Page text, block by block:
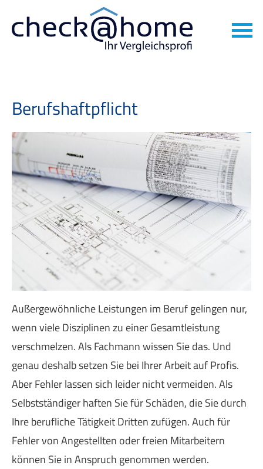
Berufshaftpflicht
Außergewöhnliche Leistungen im Beruf gelingen nur,
wenn viele Disziplinen zu einer Gesamtleistung
verschmelzen. Als Fachmann wissen Sie das. Und
genau deshalb setzen Sie bei Ihrer Arbeit auf Profis.
Aber Fehler lassen sich leider nicht vermeiden. Als
Selbstständiger haften Sie für Schäden, die Sie durch
Ihre berufliche Tätigkeit Dritten zufügen. Auch für
Fehler von Angestellten oder freien Mitarbeitern
können Sie in Anspruch genommen werden.